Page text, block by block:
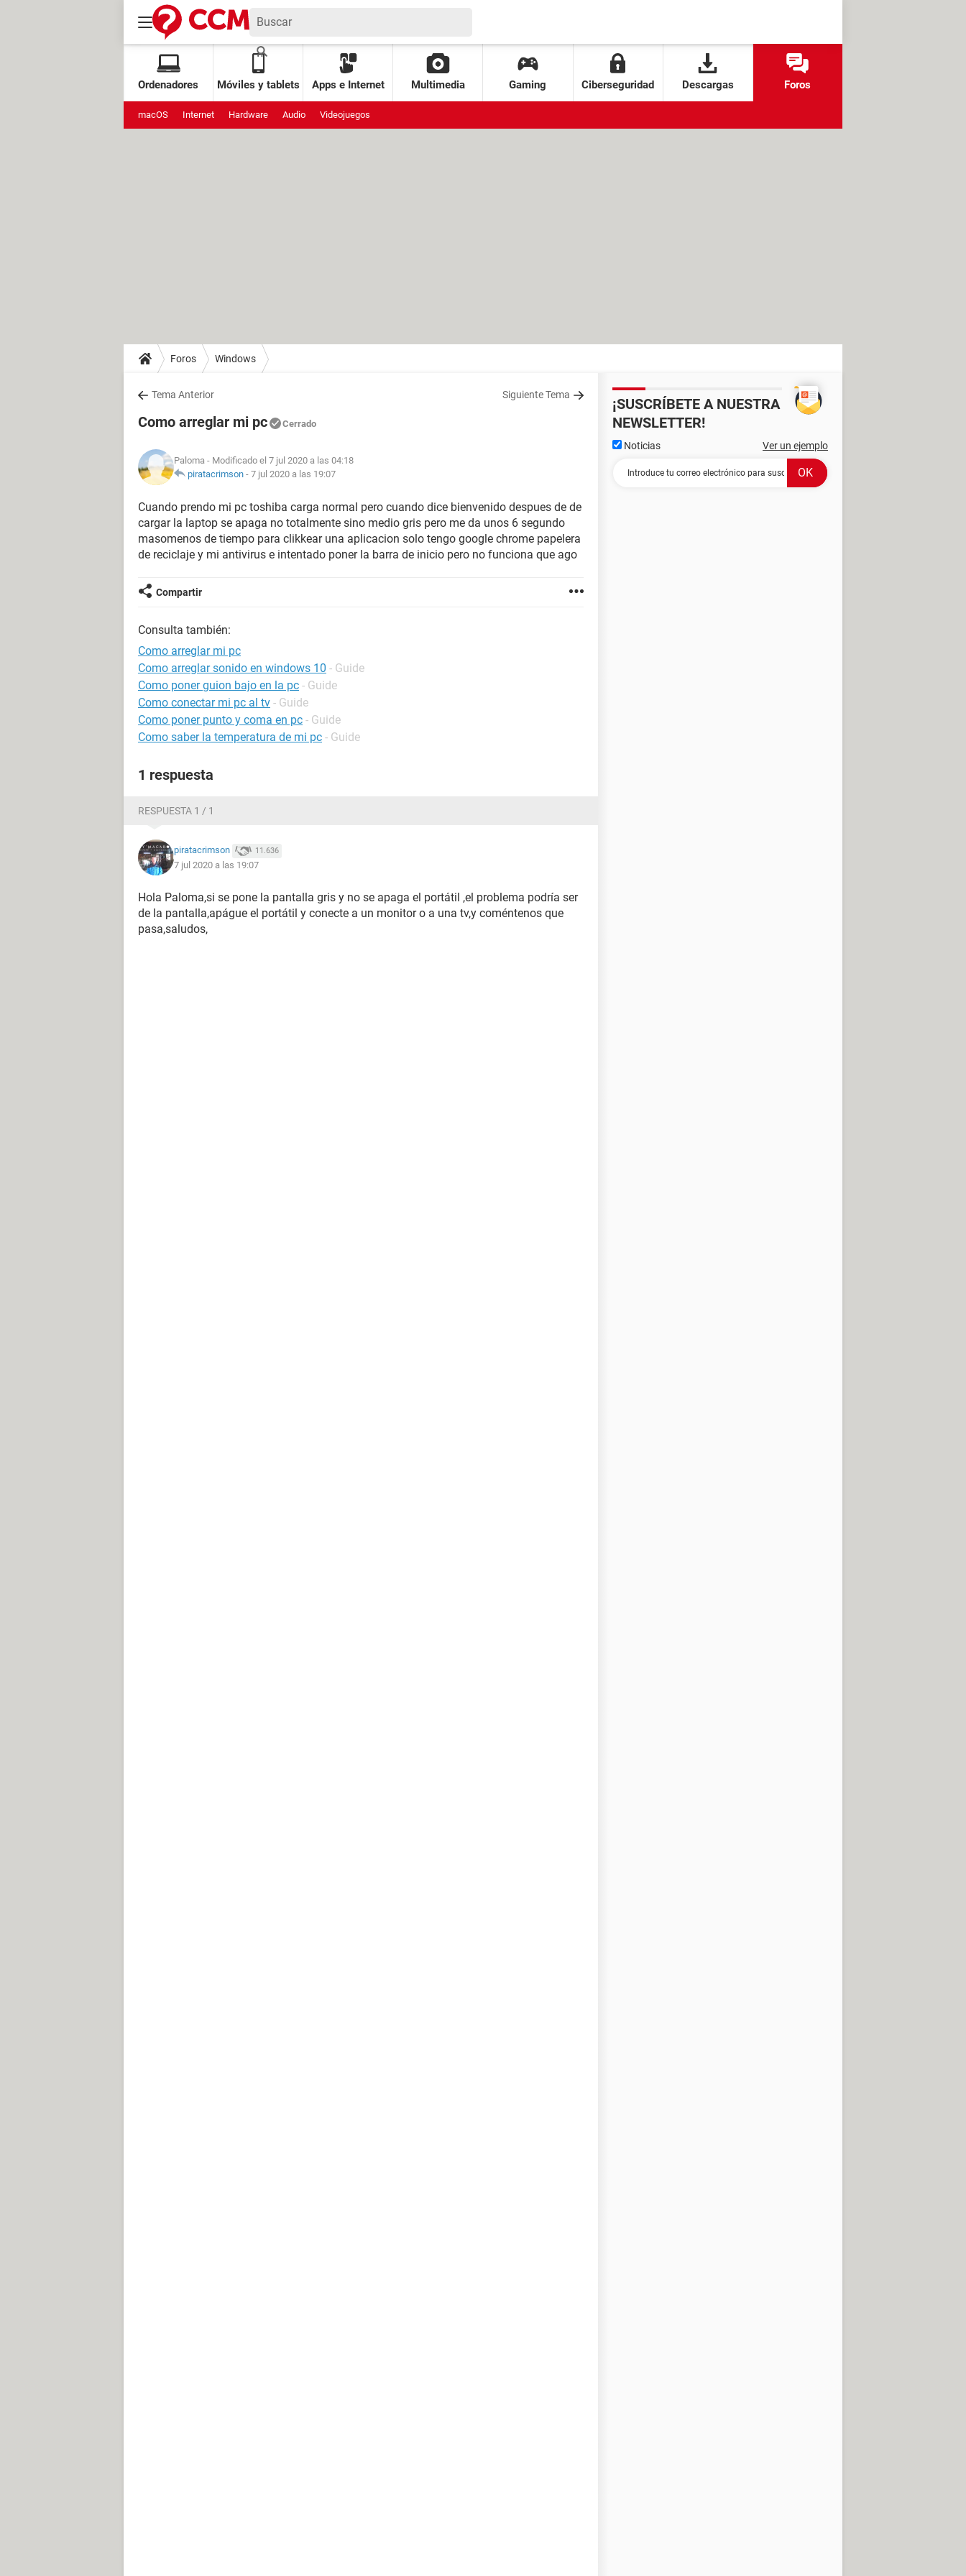
Ordenadores Móviles y tablets Apps e Internet Multimedia Gaming Ciberseguridad Descargas Foros
macOS Internet Hardware Audio Videojuegos
Foros Windows
Tema Anterior Siguiente Tema
Como arreglar mi pc Cerrado
Paloma - Modificado el 7 jul 2020 a las 04:18
piratacrimson - 7 jul 2020 a las 19:07
Cuando prendo mi pc toshiba carga normal pero cuando dice bienvenido despues de de
cargar la laptop se apaga no totalmente sino medio gris pero me da unos 6 segundo
masomenos de tiempo para clikkear una aplicacion solo tengo google chrome papelera
de reciclaje y mi antivirus e intentado poner la barra de inicio pero no funciona que ago
Compartir
Consulta también:
Como arreglar mi pc
Como arreglar sonido en windows 10 - Guide
Como poner guion bajo en la pc - Guide
Como conectar mi pc al tv - Guide
Como poner punto y coma en pc - Guide
Como saber la temperatura de mi pc - Guide
1 respuesta
RESPUESTA 1 / 1
piratacrimson 11.636
7 jul 2020 a las 19:07
Hola Paloma,si se pone la pantalla gris y no se apaga el portátil ,el problema podría ser
de la pantalla,apágue el portátil y conecte a un monitor o a una tv,y coméntenos que
pasa,saludos,
¡SUSCRÍBETE A NUESTRA
NEWSLETTER!
Noticias Ver un ejemplo